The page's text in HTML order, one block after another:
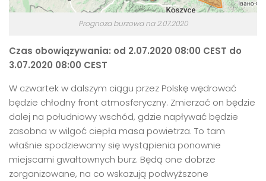
Prognoza burzowa na 2.07.2020
Czas obowiązywania: od 2.07.2020 08:00 CEST do
3.07.2020 08:00 CEST
W czwartek w dalszym ciągu przez Polskę wędrować
będzie chłodny front atmosferyczny. Zmierzać on będzie
dalej na południowy wschód, gdzie napływać będzie
zasobna w wilgoć ciepła masa powietrza. To tam
właśnie spodziewamy się wystąpienia ponownie
miejscami gwałtownych burz. Będą one dobrze
zorganizowane, na co wskazują podwyższone